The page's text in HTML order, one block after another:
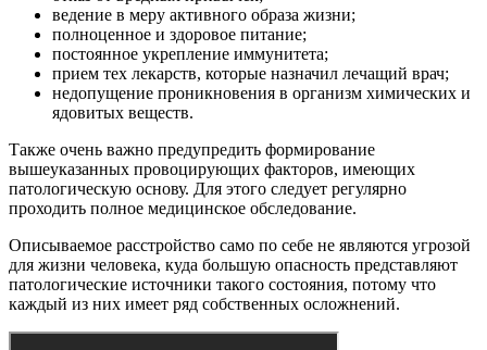
ведение в меру активного образа жизни;
полноценное и здоровое питание;
постоянное укрепление иммунитета;
прием тех лекарств, которые назначил лечащий врач;
недопущение проникновения в организм химических и
ядовитых веществ.
Также очень важно предупредить формирование
вышеуказанных провоцирующих факторов, имеющих
патологическую основу. Для этого следует регулярно
проходить полное медицинское обследование.
Описываемое расстройство само по себе не являются угрозой
для жизни человека, куда большую опасность представляют
патологические источники такого состояния, потому что
каждый из них имеет ряд собственных осложнений.